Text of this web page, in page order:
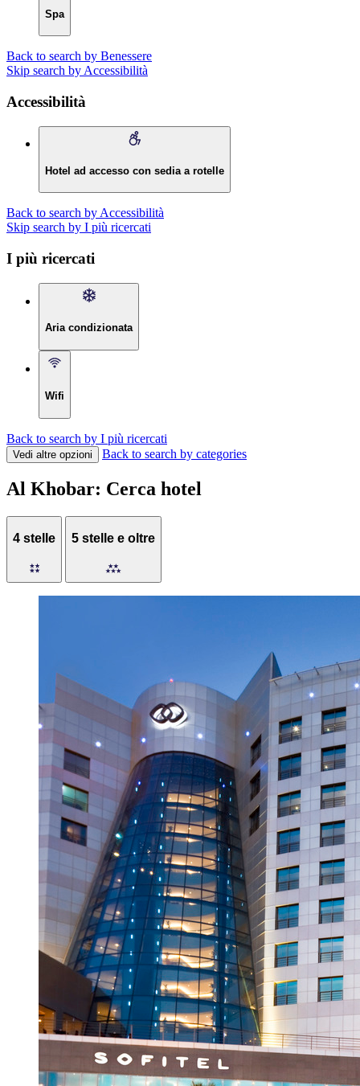
Spa
Back to search by Benessere
Skip search by Accessibilità
Accessibilità
Hotel ad accesso con sedia a rotelle
Back to search by Accessibilità
Skip search by I più ricercati
I più ricercati
Aria condizionata
Wifi
Back to search by I più ricercati
Vedi altre opzioni Back to search by categories
Al Khobar: Cerca hotel
4 stelle 5 stelle e oltre